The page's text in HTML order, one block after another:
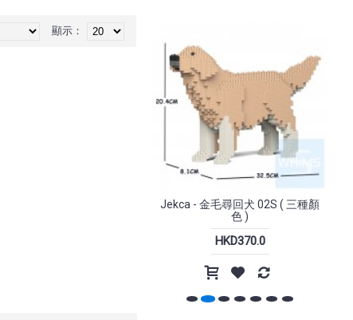
新嘢呀 !
-20%
Incase - Tracks Backpack 背包
Jekca - 金毛尋回犬 02S ( 三種顏
Jekca -
顯示：